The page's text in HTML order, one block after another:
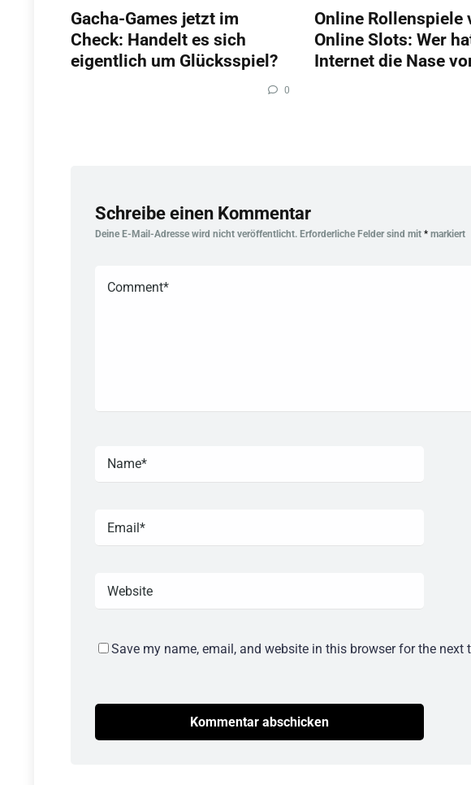
Gacha-Games jetzt im
Check: Handelt es sich
eigentlich um Glücksspiel?
0
Online Rollenspiele
Online Slots: Wer
Internet die Nase
Schreibe einen Kommentar
Deine E-Mail-Adresse wird nicht veröffentlicht. Erforderliche Felder sind mit * markiert
Save my name, email, and website in this browser for the next